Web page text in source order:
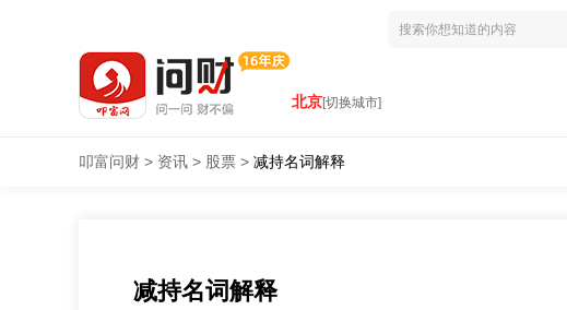
北京[切换城市]
叩富问财 > 资讯 > 股票 > 减持名词解释
减持名词解释